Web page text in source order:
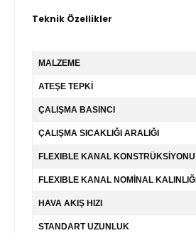
Teknik Özellikler
MALZEME
ATEŞE TEPKİ
ÇALIŞMA BASINCI
ÇALIŞMA SICAKLIĞI ARALIĞI
FLEXIBLE KANAL KONSTRÜKSİYONU
FLEXIBLE KANAL NOMİNAL KALINLIĞI
HAVA AKIŞ HIZI
STANDART UZUNLUK